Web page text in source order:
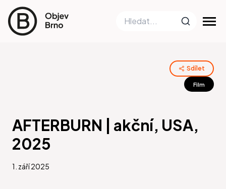
Sdílet
Film
AFTERBURN | akční, USA,
2025
1. září 2025